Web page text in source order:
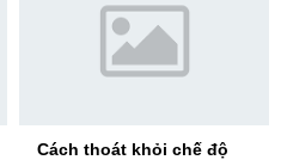
Cách thoát khỏi chế độ